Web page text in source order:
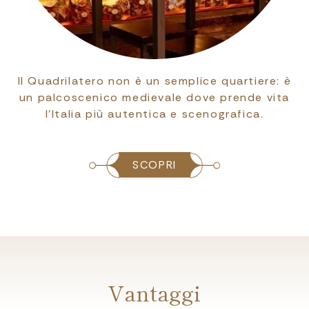
Il Quadrilatero non è un semplice quartiere: è
un palcoscenico medievale dove prende vita
l’Italia più autentica e scenografica.
SCOPRI
Vantaggi